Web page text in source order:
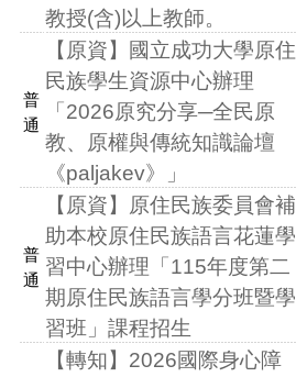
教授(含)以上教師。
普
通
【原資】國立成功大學原住
民族學生資源中心辦理
「2026原究分享─全民原
教、原權與傳統知識論壇
《paljakev》」
普
通
【原資】原住民族委員會補
助本校原住民族語言花蓮學
習中心辦理「115年度第二
期原住民族語言學分班暨學
習班」課程招生
【轉知】2026國際身心障